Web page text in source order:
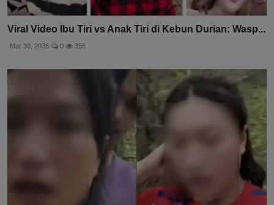
Viral Video Ibu Tiri vs Anak Tiri di Kebun Durian: Wasp...
Mar 30, 2026 0 356